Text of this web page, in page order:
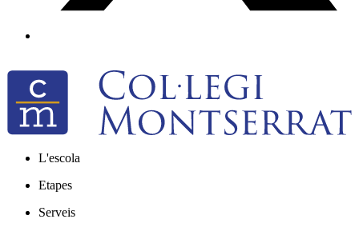
L'escola
Etapes
Serveis